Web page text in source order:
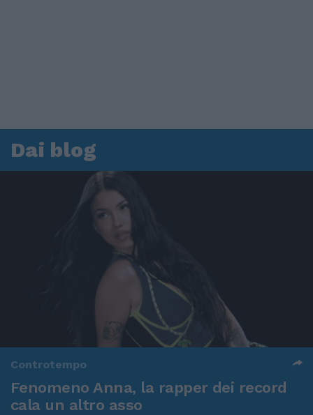
Dai blog
Controtempo
Fenomeno Anna, la rapper dei record
cala un altro asso